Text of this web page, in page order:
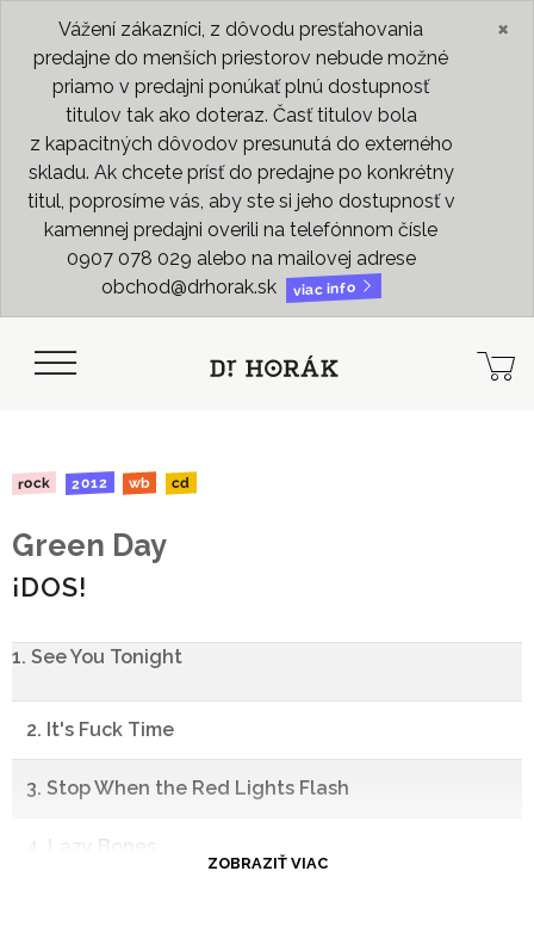
Vážení zákazníci, z dôvodu presťahovania
predajne do menších priestorov nebude možné
priamo v predajni ponúkať plnú dostupnosť
titulov tak ako doteraz. Časť titulov bola
z kapacitných dôvodov presunutá do externého
skladu. Ak chcete prísť do predajne po konkrétny
titul, poprosíme vás, aby ste si jeho dostupnosť v
kamennej predajni overili na telefónnom čísle
0907 078 029 alebo na mailovej adrese
obchod@drhorak.sk
viac info
×
rock 2012 wb cd
Green Day
¡DOS!
1. See You Tonight
2. It's Fuck Time
3. Stop When the Red Lights Flash
4. Lazy Bones
ZOBRAZIŤ VIAC